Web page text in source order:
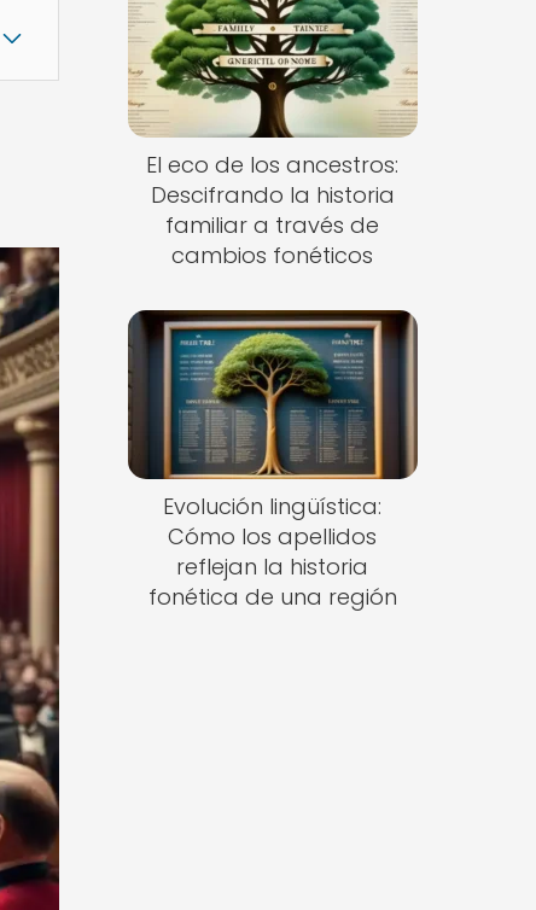
El eco de los ancestros:
Descifrando la historia
familiar a través de
cambios fonéticos
Evolución lingüística:
Cómo los apellidos
reflejan la historia
fonética de una región